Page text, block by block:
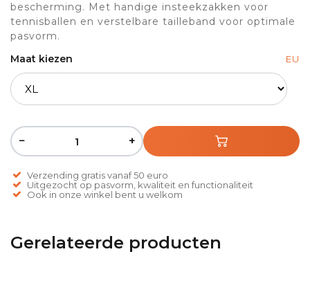
bescherming. Met handige insteekzakken voor
tennisballen en verstelbare tailleband voor optimale
pasvorm.
Maat kiezen
EU
− +
Verzending gratis vanaf 50 euro
Uitgezocht op pasvorm, kwaliteit en functionaliteit
Ook in onze winkel bent u welkom
Gerelateerde producten